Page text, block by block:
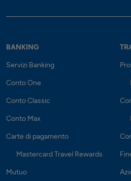
22018
FAX.
FINECO PERSONAL STUDIO
20138
TEL. 02 81403497
Aperti anche al sabato mattina
BANKING
Servizi Banking
Conto One
Conto Classic
Conto Max
Carte di pagamento
Mastercard Travel Rewards
Mutuo